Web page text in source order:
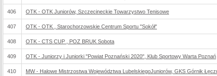
406 OTK - OTK Juniorów, Szczecineckie Towarzystwo Tenisowe
407 OTK - OTK , Starochorzowskie Centrum Sportu "Sokół"
408 OTK - CTS CUP , POZ BRUK Sobota
409 OTK - Juniorzy i Juniorki "Powiat Poznański 2020", Klub Sportowy Warta Poznań
410 MW - Halowe Mistrzostwa Województwa LubelskiegoJuniorów, GKS Górnik